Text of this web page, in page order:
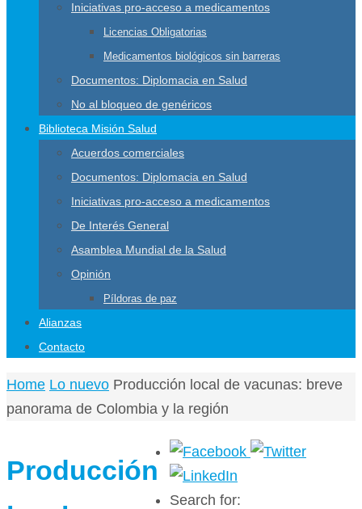
Iniciativas pro-acceso a medicamentos
Licencias Obligatorias
Medicamentos biológicos sin barreras
Documentos: Diplomacia en Salud
No al bloqueo de genéricos
Biblioteca Misión Salud
Acuerdos comerciales
Documentos: Diplomacia en Salud
Iniciativas pro-acceso a medicamentos
De Interés General
Asamblea Mundial de la Salud
Opinión
Píldoras de paz
Alianzas
Contacto
Home Lo nuevo Producción local de vacunas: breve
panorama de Colombia y la región
Producción
Search for: